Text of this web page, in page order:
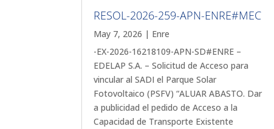
RESOL-2026-259-APN-ENRE#MEC
May 7, 2026 | Enre
-EX-2026-16218109-APN-SD#ENRE –
EDELAP S.A. – Solicitud de Acceso para
vincular al SADI el Parque Solar
Fotovoltaico (PSFV) “ALUAR ABASTO. Dar
a publicidad el pedido de Acceso a la
Capacidad de Transporte Existente